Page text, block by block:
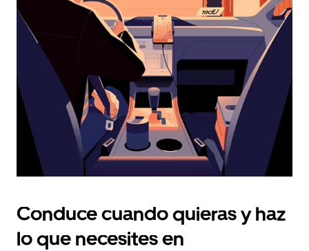
el
botón
escape
el
calendario.
Conduce cuando quieras y haz
lo que necesites en